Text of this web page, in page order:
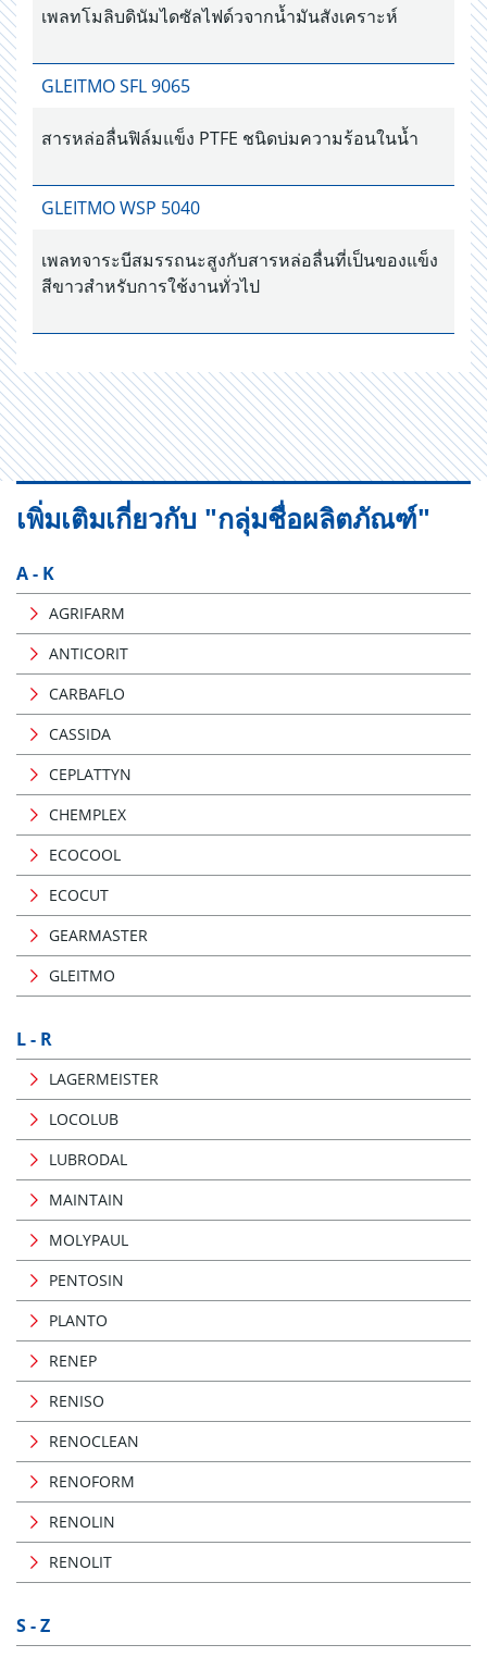
เพลทโมลิบดินัมไดซัลไฟด์วจากน้ำมันสังเคราะห์
GLEITMO SFL 9065
สารหล่อลื่นฟิล์มแข็ง PTFE ชนิดบ่มความร้อนในน้ำ
GLEITMO WSP 5040
เพลทจาระบีสมรรถนะสูงกับสารหล่อลื่นที่เป็นของแข็ง
สีขาวสำหรับการใช้งานทั่วไป
เพิ่มเติมเกี่ยวกับ "กลุ่มชื่อผลิตภัณฑ์"
A - K
AGRIFARM
ANTICORIT
CARBAFLO
CASSIDA
CEPLATTYN
CHEMPLEX
ECOCOOL
ECOCUT
GEARMASTER
GLEITMO
L - R
LAGERMEISTER
LOCOLUB
LUBRODAL
MAINTAIN
MOLYPAUL
PENTOSIN
PLANTO
RENEP
RENISO
RENOCLEAN
RENOFORM
RENOLIN
RENOLIT
S - Z